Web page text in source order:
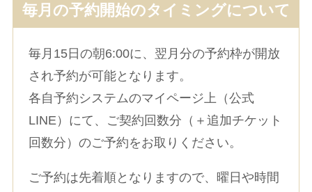
毎月の予約開始のタイミングについて
毎月15日の朝6:00に、翌月分の予約枠が開放
され予約が可能となります。
各自予約システムのマイページ上（公式
LINE）にて、ご契約回数分（＋追加チケット
回数分）のご予約をお取りください。
ご予約は先着順となりますので、曜日や時間